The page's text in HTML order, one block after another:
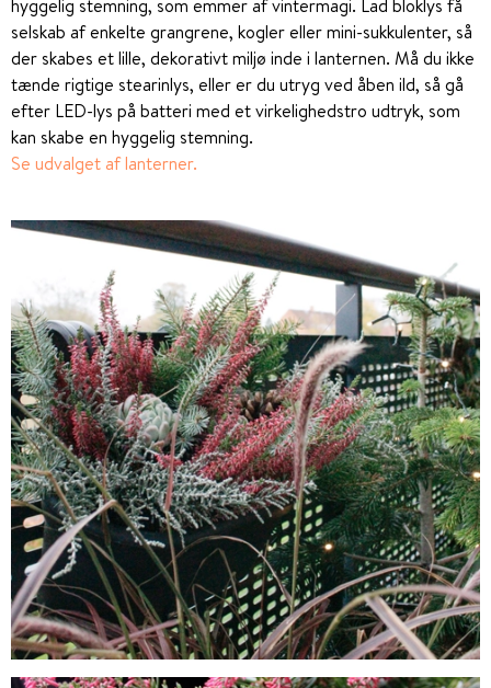
hyggelig stemning, som emmer af vintermagi. Lad bloklys få
selskab af enkelte grangrene, kogler eller mini-sukkulenter, så
der skabes et lille, dekorativt miljø inde i lanternen. Må du ikke
tænde rigtige stearinlys, eller er du utryg ved åben ild, så gå
efter LED-lys på batteri med et virkelighedstro udtryk, som
kan skabe en hyggelig stemning.
Se udvalget af lanterner.